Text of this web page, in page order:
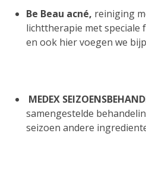
Be Beau acné, reiniging
lichttherapie met speciale
en ook hier voegen we
MEDEX
samengestelde
seizoen andere